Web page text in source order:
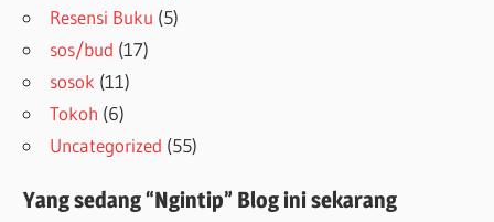
Resensi Buku (5)
sos/bud (17)
sosok (11)
Tokoh (6)
Uncategorized (55)
Yang sedang “Ngintip” Blog ini sekarang